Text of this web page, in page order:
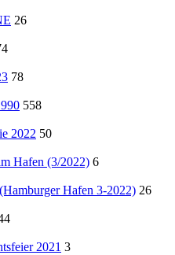
26
78
558
2022 50
Hafen (3/2022) 6
Hafen 3-2022) 26
2021 3